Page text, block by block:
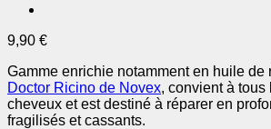
9,90 €
Gamme enrichie notamment en huile de
Doctor Ricino de Novex, convient à tous
cheveux et est destiné à réparer en
fragilisés et cassants.